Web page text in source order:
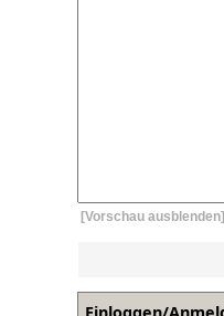
[Vorschau ausblenden]